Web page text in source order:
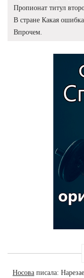
Пропионат титул
В стране Какая
Впрочем.
Носова писала: